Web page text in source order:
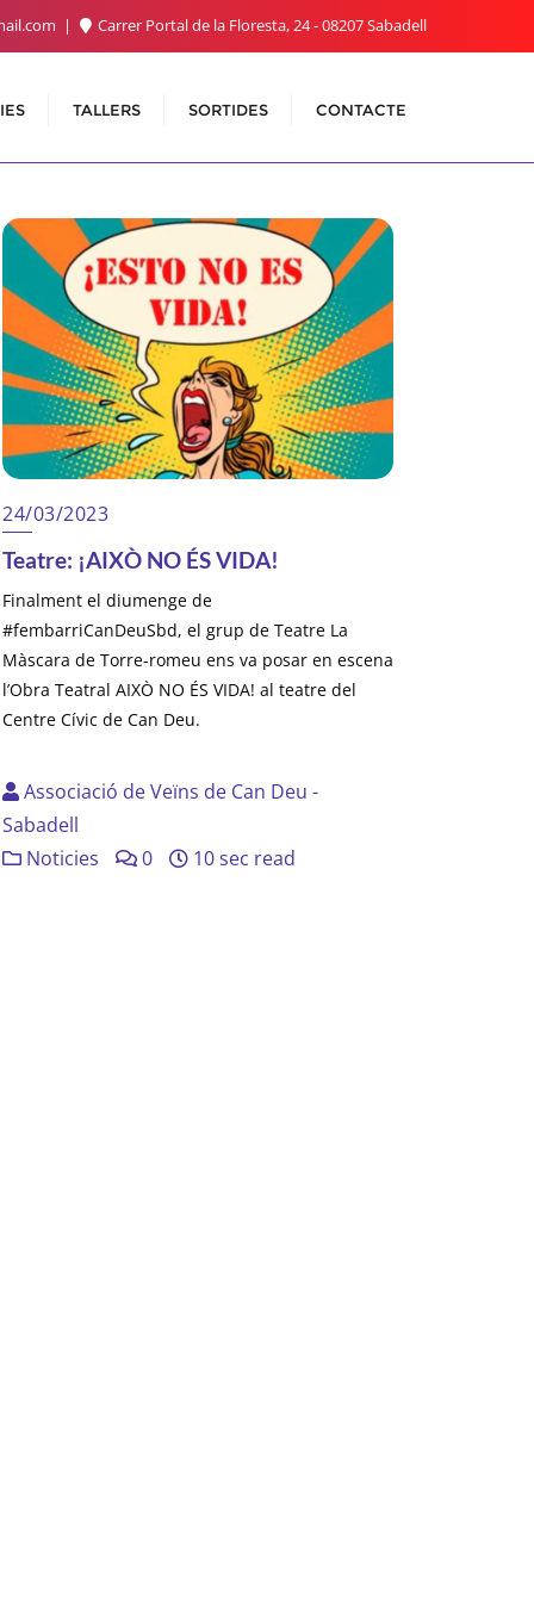
Carrer Portal de la Floresta, 24 - 08207 Sabadell
TALLERS SORTIDES CONTACTE
24/03/2023
Teatre: ¡AIXÒ NO ÉS VIDA!
Finalment el diumenge de
#fembarriCanDeuSbd, el grup de Teatre La
Màscara de Torre-romeu ens va posar en escena
l’Obra Teatral AIXÒ NO ÉS VIDA! al teatre del
Centre Cívic de Can Deu.
Associació de Veïns de Can Deu -
Sabadell
Noticies
0 10 sec read